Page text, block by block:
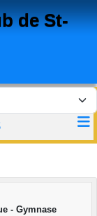
de St-
- Gymnase